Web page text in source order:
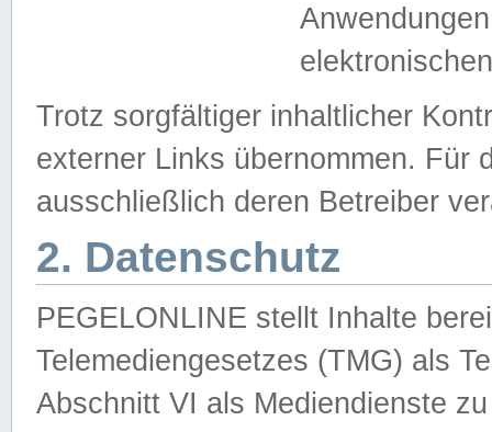
Trotz sorgfältiger inhaltlicher
externer Links übernommen. Für
ausschließlich deren Betreiber
2. Datenschutz
PEGELONLINE stellt Inhalte
Telemediengesetzes (TMG) als
Abschnitt VI als Mediendienste